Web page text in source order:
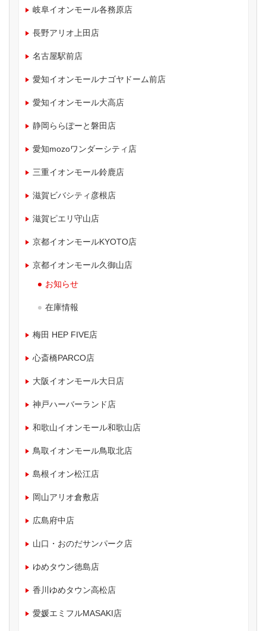
岐阜イオンモール各務原店
長野アリオ上田店
名古屋駅前店
愛知イオンモールナゴヤドーム前店
愛知イオンモール大高店
静岡ららぽーと磐田店
愛知mozoワンダーシティ店
三重イオンモール鈴鹿店
滋賀ビバシティ彦根店
滋賀ピエリ守山店
京都イオンモールKYOTO店
京都イオンモール久御山店
お知らせ
在庫情報
梅田 HEP FIVE店
心斎橋PARCO店
大阪イオンモール大日店
神戸ハーバーランド店
和歌山イオンモール和歌山店
鳥取イオンモール鳥取北店
島根イオン松江店
岡山アリオ倉敷店
広島府中店
山口・おのだサンパーク店
ゆめタウン徳島店
香川ゆめタウン高松店
愛媛エミフルMASAKI店